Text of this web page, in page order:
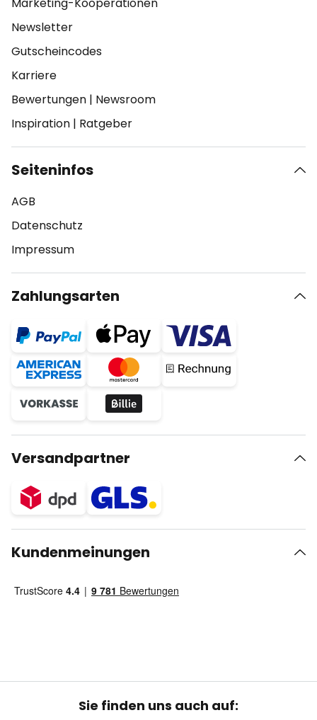
Newsletter
Gutscheincodes
Karriere
Bewertungen | Newsroom
Inspiration | Ratgeber
Seiteninfos
AGB
Datenschutz
Impressum
Zahlungsarten
Versandpartner
Kundenmeinungen
Sie finden uns auch auf: